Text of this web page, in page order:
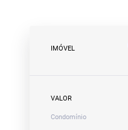
IMÓVEL
VALOR
Condomínio